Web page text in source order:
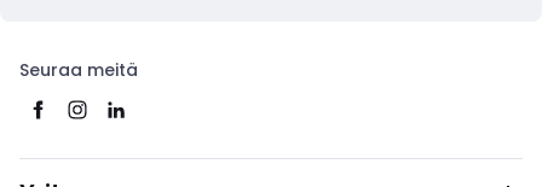
Seuraa meitä